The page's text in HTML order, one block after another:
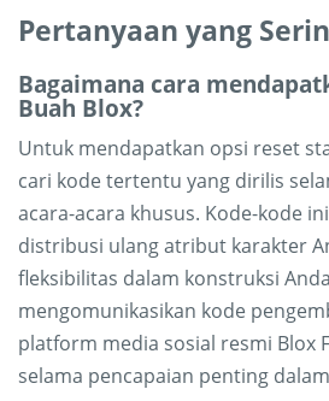
Pertanyaan yang
Bagaimana cara
Buah Blox?
Untuk mendapatkan opsi reset
cari kode tertentu yang dirilis
acara-acara khusus. Kode-kode
distribusi ulang atribut karakter
fleksibilitas dalam konstruksi
mengomunikasikan kode
platform media sosial resmi Blox
selama pencapaian penting